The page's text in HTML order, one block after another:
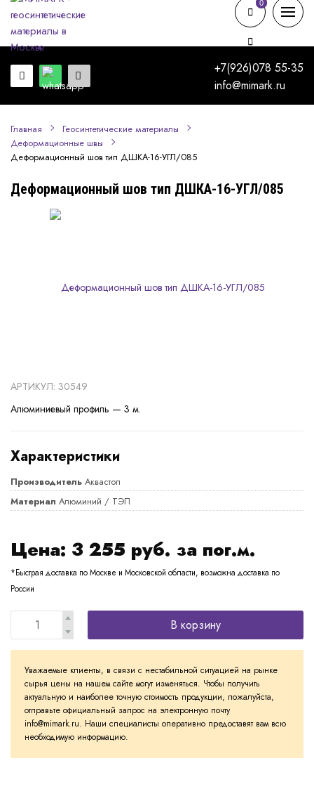
+7(926)078 55-35
info@mimark.ru
0
0
Главная
Геосинтетические материалы
Деформационные швы
Деформационный шов тип ДШКА-16-УГЛ/085
Деформационный шов тип ДШКА-16-УГЛ/085
АРТИКУЛ: 30549
Алюминиевый профиль — 3 м.
Характеристики
Производитель Аквастоп
Материал Алюминий / ТЭП
Цена: 3 255 руб. за пог.м.
*Быстрая доставка по Москве и Московской области, возможна доставка по
России
В корзину
Уважаемые клиенты, в связи с нестабильной ситуацией на рынке
сырья цены на нашем сайте могут изменяться. Чтобы получить
актуальную и наиболее точную стоимость продукции, пожалуйста,
отправьте официальный запрос на электронную почту
info@mimark.ru. Наши специалисты оперативно предоставят вам всю
необходимую информацию.